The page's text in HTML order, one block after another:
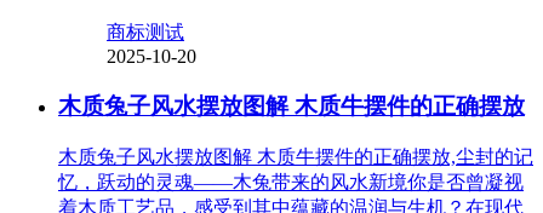
商标测试
2025-10-20
木质兔子风水摆放图解 木质牛摆件的正确摆放
木质兔子风水摆放图解 木质牛摆件的正确摆放,尘封的记
忆，跃动的灵魂——木兔带来的风水新境你是否曾凝视
着木质工艺品，感受到其中蕴藏的温润与生机？在现代